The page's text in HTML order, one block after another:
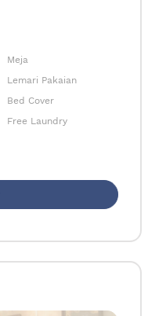
Meja
Lemari Pakaian
Bed Cover
Free Laundry